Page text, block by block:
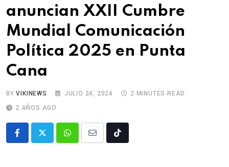
anuncian XXII Cumbre
Mundial Comunicación
Política 2025 en Punta
Cana
BYVIKINEWS JULIO 24, 2024
2 MINUTES READ
2 AÑOS AGO